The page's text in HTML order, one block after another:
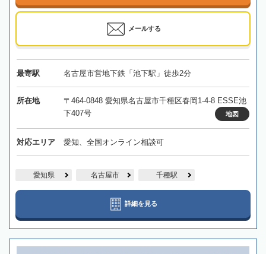
メールする
最寄駅 名古屋市営地下鉄「池下駅」徒歩2分
所在地
〒464-0848 愛知県名古屋市千種区春岡1-4-8 ESSE池
下407号
地図
対応エリア 愛知、全国オンライン相談可
愛知県 名古屋市 千種駅
詳細を見る